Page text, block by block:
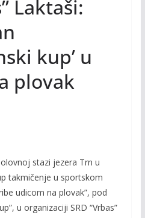
Laktaši:
kup’ u
plovak
stazi jezera Trn u
takmičenje u sportskom
udicom na plovak”, pod
u organizaciji SRD “Vrbas”